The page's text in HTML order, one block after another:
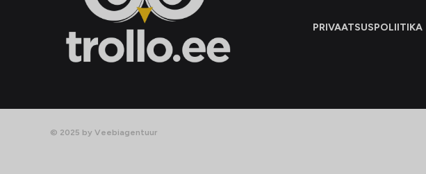
PRIVAATSUSPOLIITIKA
© 2025 by Veebiagentuur